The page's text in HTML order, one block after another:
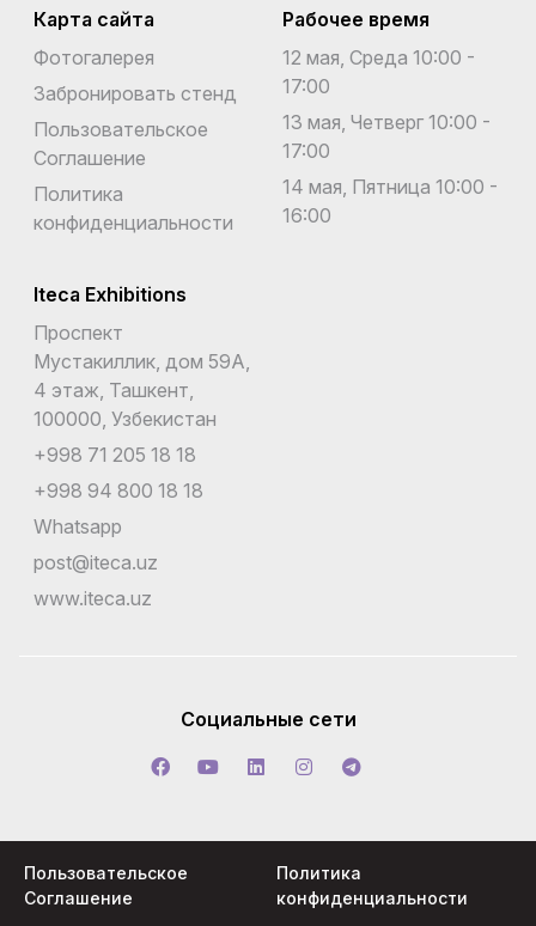
Карта сайта
Фотогалерея
Забронировать стенд
Пользовательское
Соглашение
Политика
конфиденциальности
Рабочее время
12 мая, Среда 10:00 -
17:00
13 мая, Четверг 10:00 -
17:00
14 мая, Пятница 10:00 -
16:00
Iteca Exhibitions
Проспект
Мустакиллик, дом 59А,
4 этаж, Ташкент,
100000, Узбекистан
+998 71 205 18 18
+998 94 800 18 18
Whatsapp
post@iteca.uz
www.iteca.uz
Социальные сети
Пользовательское
Соглашение
Политика
конфиденциальности